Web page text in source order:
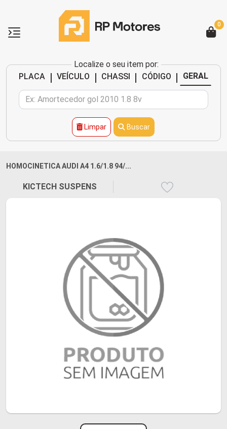
Localize o seu item por:
PLACA
| VEÍCULO | CHASSI | CÓDIGO | GERAL
Limpar Buscar
0
HOMOCINETICA AUDI A4 1.6/1.8 94/...
KICTECH SUSPENS